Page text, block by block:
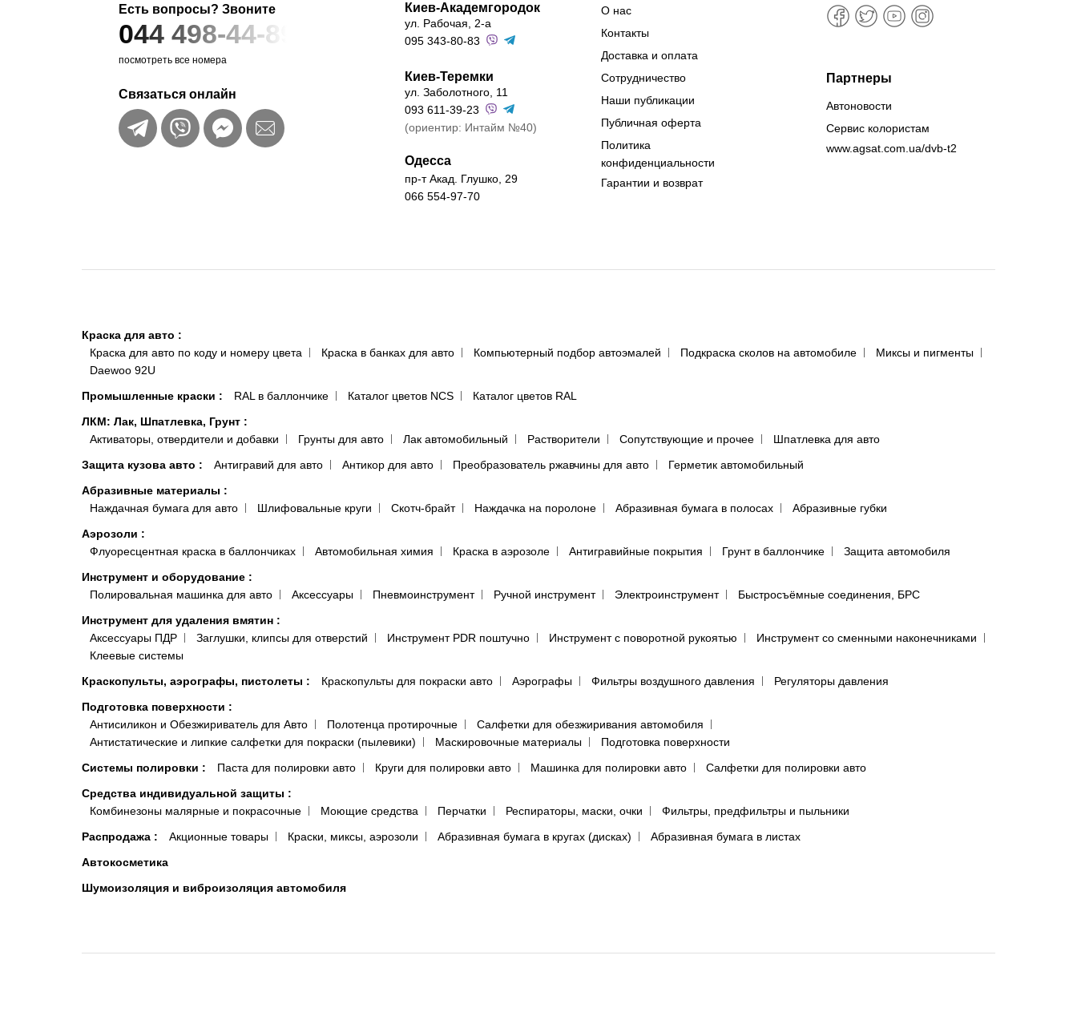
Есть вопросы? Звоните
044 498-44-89
посмотреть все номера
Связаться онлайн
Киев-Академгородок
ул. Рабочая, 2-а
095 343-80-83
Киев-Теремки
ул. Заболотного, 11
093 611-39-23
(ориентир: Интайм №40)
Одесса
пр-т Акад. Глушко, 29
066 554-97-70
О нас
Контакты
Доставка и оплата
Сотрудничество
Наши публикации
Публичная оферта
Политика
конфиденциальности
Гарантии и возврат
Партнеры
Автоновости
Сервис колористам
www.agsat.com.ua/dvb-t2
Краска для авто :
Краска для авто по коду и номеру цвета
Краска в банках для авто Компьютерный подбор автоэмалей Подкраска сколов на автомобиле
Миксы и пигменты
Daewoo 92U
Промышленные краски : RAL в баллончике Каталог цветов NCS
Каталог цветов RAL
ЛКМ: Лак, Шпатлевка, Грунт :
Активаторы, отвердители и добавки
Грунты для авто Лак автомобильный Растворители Сопутствующие и прочее
Шпатлевка для авто
Защита кузова авто : Антигравий для авто Антикор для авто Преобразователь ржавчины для авто
Герметик автомобильный
Абразивные материалы :
Наждачная бумага для авто
Шлифовальные круги Скотч-брайт Наждачка на поролоне Абразивная бумага в полосах
Абразивные губки
Аэрозоли :
Флуоресцентная краска в баллончиках
Автомобильная химия Краска в аэрозоле Антигравийные покрытия Грунт в баллончике
Защита автомобиля
Инструмент и оборудование :
Полировальная машинка для авто
Аксессуары Пневмоинструмент Ручной инструмент Электроинструмент
Быстросъёмные соединения, БРС
Инструмент для удаления вмятин :
Аксессуары ПДР
Заглушки, клипсы для отверстий Инструмент PDR поштучно Инструмент с поворотной рукоятью
Инструмент со сменными наконечниками
Клеевые системы
Краскопульты, аэрографы, пистолеты : Краскопульты для покраски авто Аэрографы Фильтры воздушного давления
Регуляторы давления
Подготовка поверхности :
Антисиликон и Обезжириватель для Авто
Полотенца протирочные
Салфетки для обезжиривания автомобиля
Антистатические и липкие салфетки для покраски (пылевики)
Маскировочные материалы
Подготовка поверхности
Системы полировки : Паста для полировки авто Круги для полировки авто Машинка для полировки авто
Салфетки для полировки авто
Средства индивидуальной защиты :
Комбинезоны малярные и покрасочные
Моющие средства Перчатки Респираторы, маски, очки
Фильтры, предфильтры и пыльники
Распродажа : Акционные товары Краски, миксы, аэрозоли Абразивная бумага в кругах (дисках)
Абразивная бумага в листах
Автокосметика
Шумоизоляция и виброизоляция автомобиля